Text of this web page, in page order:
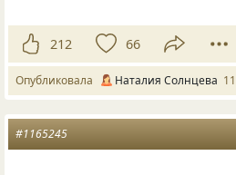
212 66
Опубликовала Наталия Солнцева
#1165245